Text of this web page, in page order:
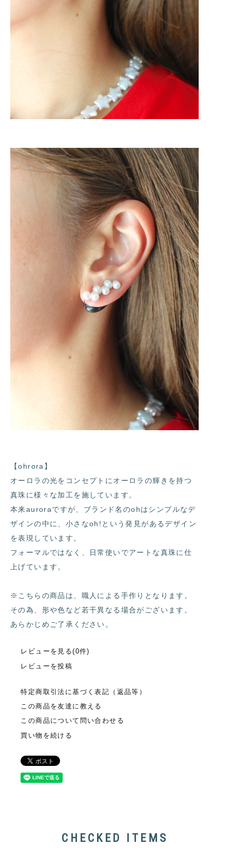
【ohrora】
オーロラの光をコンセプトにオーロラの輝きを持つ
真珠に様々な加工を施しています。
本来auroraですが、ブランド名のohはシンプルなデ
ザインの中に、小さなoh!という発見があるデザイン
を表現しています。
フォーマルではなく、日常使いでアートな真珠に仕
上げています。
※こちらの商品は、職人による手作りとなります。
その為、形や色など若干異なる場合がございます。
あらかじめご了承ください。
レビューを見る(0件)
レビューを投稿
特定商取引法に基づく表記（返品等）
この商品を友達に教える
この商品について問い合わせる
買い物を続ける
CHECKED ITEMS